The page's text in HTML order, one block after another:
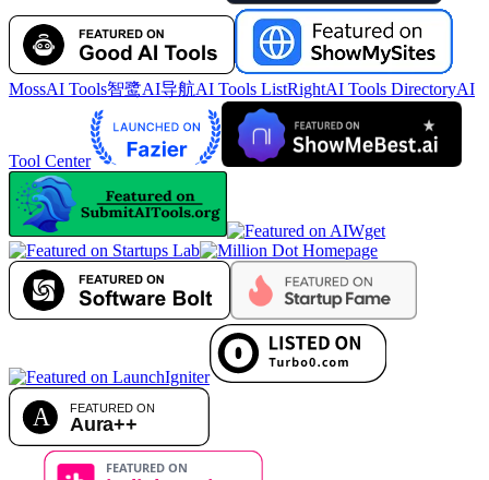
MossAI Tools智鹭AI导航AI Tools ListRightAI Tools DirectoryAI
Tool Center